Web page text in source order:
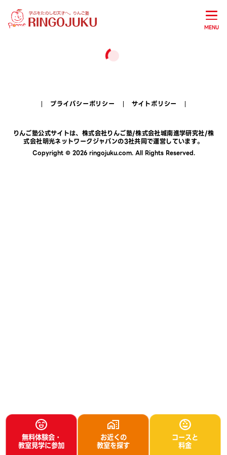
MENU
無料体験会・
教室見学に参加
お近くの
教室を探す
コースと
料金
プライバシーポリシー サイトポリシー
りんご塾公式サイトは、 株式会社りんご塾/株式会社城南進学研究社/株
式会社明光ネットワークジャパンの3社共同で運営しています。
Copyright © 2026 ringojuku.com. All Rights Reserved.